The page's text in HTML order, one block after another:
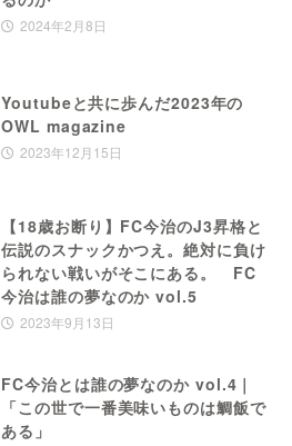
2024年2月8日
Youtubeと共に歩んだ2023年の
OWL magazine
2023年12月15日
【18歳お断り】FC今治のJ3昇格と
伝説のスナックかつえ。絶対に負け
られない戦いがそこにある。 FC
今治は誰の夢なのか vol.5
2023年9月13日
FC今治とは誰の夢なのか vol.4｜
「この世で一番美味いものは鯛飯で
ある」